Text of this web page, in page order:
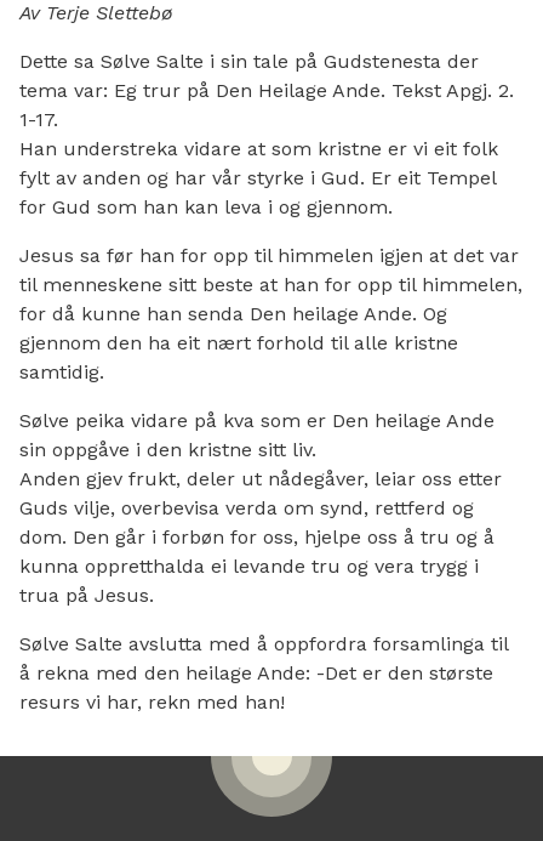
Av Terje Slettebø
Dette sa Sølve Salte i sin tale på Gudstenesta der
tema var: Eg trur på Den Heilage Ande. Tekst Apgj. 2.
1-17.
Han understreka vidare at som kristne er vi eit folk
fylt av anden og har vår styrke i Gud. Er eit Tempel
for Gud som han kan leva i og gjennom.
Jesus sa før han for opp til himmelen igjen at det var
til menneskene sitt beste at han for opp til himmelen,
for då kunne han senda Den heilage Ande. Og
gjennom den ha eit nært forhold til alle kristne
samtidig.
Sølve peika vidare på kva som er Den heilage Ande
sin oppgåve i den kristne sitt liv.
Anden gjev frukt, deler ut nådegåver, leiar oss etter
Guds vilje, overbevisa verda om synd, rettferd og
dom. Den går i forbøn for oss, hjelpe oss å tru og å
kunna oppretthalda ei levande tru og vera trygg i
trua på Jesus.
Sølve Salte avslutta med å oppfordra forsamlinga til
å rekna med den heilage Ande: -Det er den største
resurs vi har, rekn med han!